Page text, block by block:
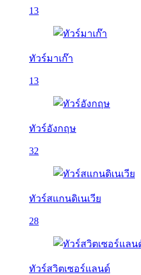
13
ทัวร์มาเก๊า
13
ทัวร์อังกฤษ
32
ทัวร์สแกนดิเนเวีย
28
ทัวร์สวิตเซอร์แลนด์